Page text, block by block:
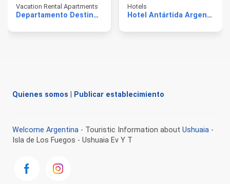
Vacation Rental Apartments
Departamento Destino Ushuaia
Hotels
Hotel Antártida Argentina
Quienes somos Publicar establecimiento
Welcome Argentina - Touristic Information about Ushuaia -
Isla de Los Fuegos - Ushuaia Ev Y T